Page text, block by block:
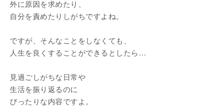
外に原因を求めたり、
自分を責めたりしがちですよね。
ですが、そんなことをしなくても、
人生を良くすることができるとしたら…
見過ごしがちな日常や
生活を振り返るのに
ぴったりな内容ですよ。